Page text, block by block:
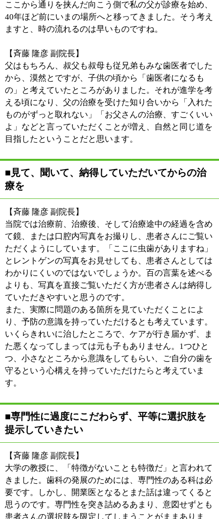
【斉藤 隆彦 副院長】
大学の教授に、「特徴がないことも特徴だ」と言われて
きました。歯科の発展のためには、専門性のある科は必
思うのです。専門性を突き詰めるあまり、意図せずとも
患者さんの選択肢を限定してしまうことがままありま
す。公平に、そしてその方に本当に合った医療を提供す
るためには、あえて専門性を打ち出さないことも患者さ
んの利益になると考えています。
■これから受診される患者さんへ
【斉藤 豊彦 院長】
今後は、徐々に息子（副院長）の時代となっていくでし
ょう。私としては息子の考えを柔軟に取り入れながら、
たいと思っています。
【斉藤 隆彦 副院長】
歯がボロボロの状態で、見せるのが恥ずかしいと敬遠さ
があるかということを知っていただくことが大切だと思
っています。そこから先、治療をするかどうかは、患者
さんにお決めいただくことで、必ずしも治療をしなけれ
ばならないというものではありません。不安なお気持ち
はわかりますが、まず歯科医師に見せることから始めて
いただければと思います。
※上記記事は2019年2月に取材したものです。
時間の経過による変化があることをご了承ください。
科目 : ●歯科●小児歯科●歯科口腔外科
: 03-3622-2502
休診日 : 土曜午後・日曜・祝日
最寄駅 : 両国駅
所在地
:
診療時間 : 9：00～13：00 14：30～18：00
:
このページの先頭へ
江戸川区時間 江東区時間 葛飾区時間
表示：PC|モバイル